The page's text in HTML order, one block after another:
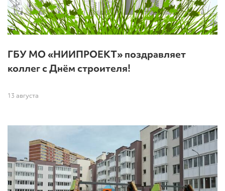
ГБУ МО «НИИПРОЕКТ» поздравляет
коллег с Днём строителя!
13 августа